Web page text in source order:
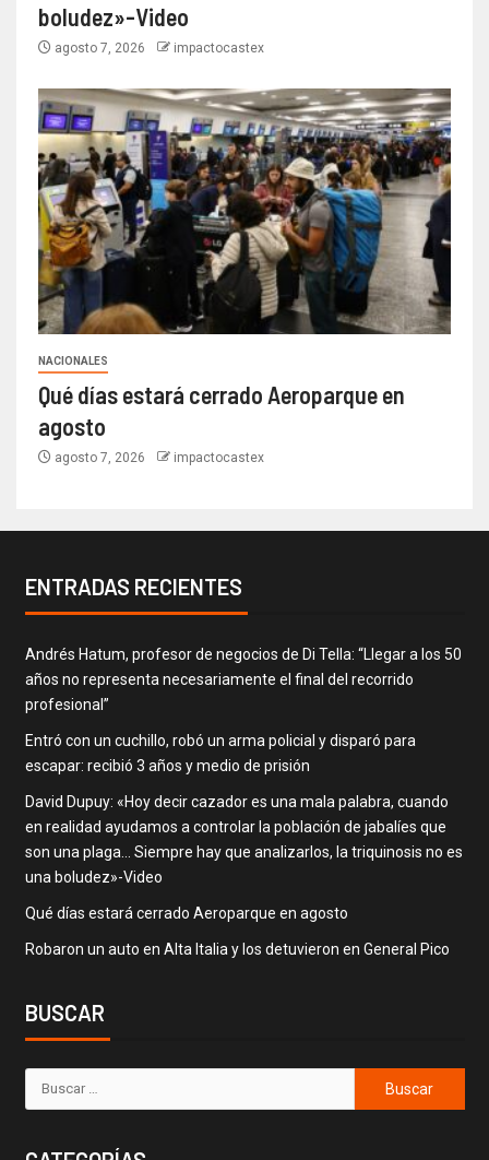
boludez»-Video
agosto 7, 2026 impactocastex
NACIONALES
Qué días estará cerrado Aeroparque en
agosto
agosto 7, 2026 impactocastex
ENTRADAS RECIENTES
Andrés Hatum, profesor de negocios de Di Tella: “Llegar a los 50
años no representa necesariamente el final del recorrido
profesional”
Entró con un cuchillo, robó un arma policial y disparó para
escapar: recibió 3 años y medio de prisión
David Dupuy: «Hoy decir cazador es una mala palabra, cuando
en realidad ayudamos a controlar la población de jabalíes que
son una plaga… Siempre hay que analizarlos, la triquinosis no es
una boludez»-Video
Qué días estará cerrado Aeroparque en agosto
Robaron un auto en Alta Italia y los detuvieron en General Pico
BUSCAR